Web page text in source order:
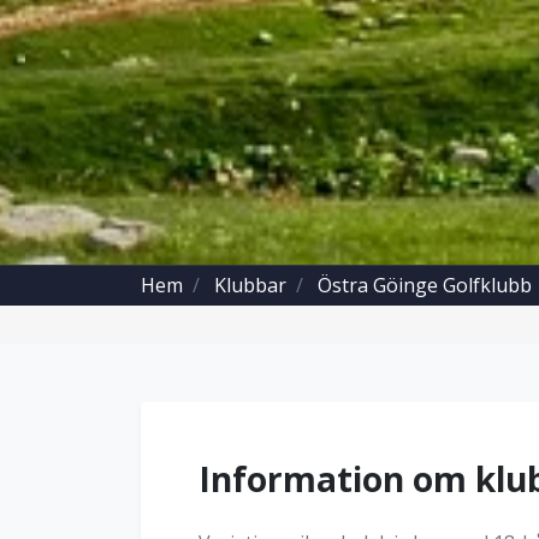
Hem Klubbar Östra Göinge Golfklubb
Information om